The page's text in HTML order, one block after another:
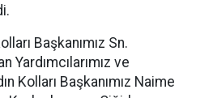
Başkanımız Sn.
Yardımcılarımız ve
Kolları Başkanımız Naime